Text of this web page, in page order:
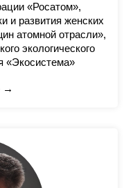
«Росатом»,
и развития женских
атомной отрасли»,
экологического
«Экосистема»
→